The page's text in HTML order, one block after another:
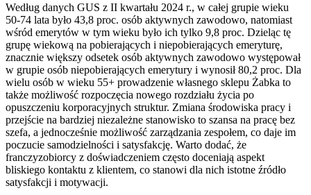
Według danych GUS z II kwartału 2024 r., w całej grupie wieku
50-74 lata było 43,8 proc. osób aktywnych zawodowo, natomiast
wśród emerytów w tym wieku było ich tylko 9,8 proc. Dzieląc tę
grupę wiekową na pobierających i niepobierających emeryturę,
znacznie większy odsetek osób aktywnych zawodowo występował
w grupie osób niepobierających emerytury i wynosił 80,2 proc. Dla
wielu osób w wieku 55+ prowadzenie własnego sklepu Żabka to
także możliwość rozpoczęcia nowego rozdziału życia po
opuszczeniu korporacyjnych struktur. Zmiana środowiska pracy i
przejście na bardziej niezależne stanowisko to szansa na pracę bez
szefa, a jednocześnie możliwość zarządzania zespołem, co daje im
poczucie samodzielności i satysfakcję. Warto dodać, że
franczyzobiorcy z doświadczeniem często doceniają aspekt
bliskiego kontaktu z klientem, co stanowi dla nich istotne źródło
satysfakcji i motywacji.